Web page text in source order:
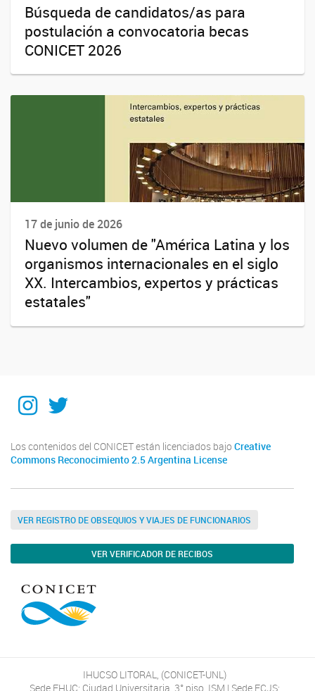
Búsqueda de candidatos/as para
postulación a convocatoria becas
CONICET 2026
17 de junio de 2026
Nuevo volumen de "América Latina y los
organismos internacionales en el siglo
XX. Intercambios, expertos y prácticas
estatales"
Instagram
Twitter
Los contenidos del CONICET están licenciados bajo Creative
Commons Reconocimiento 2.5 Argentina License
VER REGISTRO DE OBSEQUIOS Y VIAJES DE FUNCIONARIOS
VER VERIFICADOR DE RECIBOS
IHUCSO LITORAL, (CONICET-UNL)
Sede FHUC: Ciudad Universitaria, 3° piso, ISM | Sede FCJS: